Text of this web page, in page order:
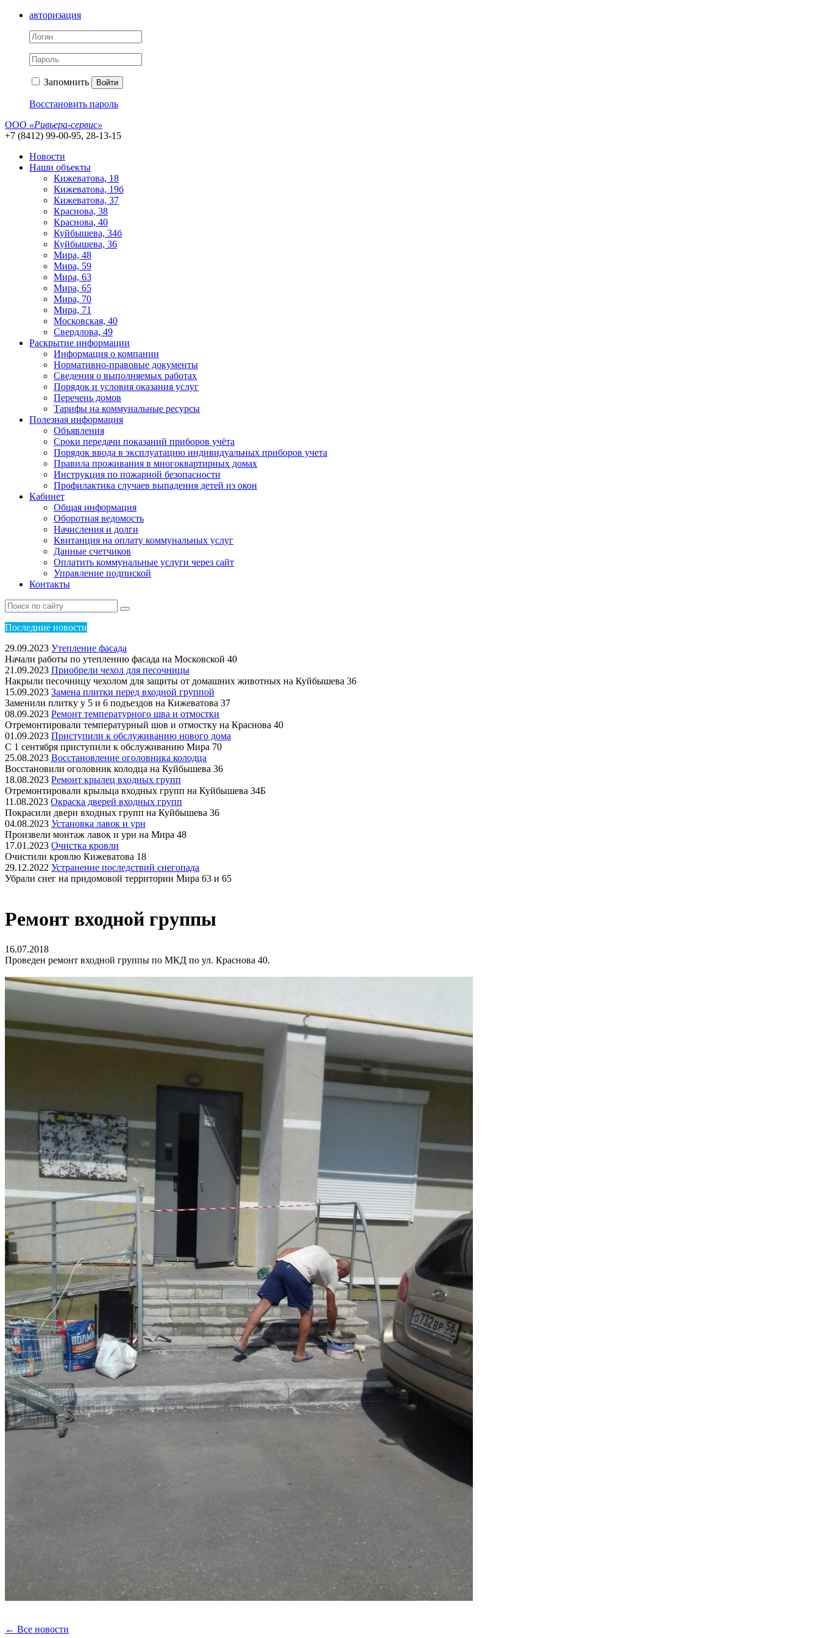
авторизация
Запомнить Войти
Восстановить пароль
ООО «Ривьера-сервис»
+7 (8412) 99-00-95, 28-13-15
Новости
Наши объекты
Кижеватова, 18
Кижеватова, 19б
Кижеватова, 37
Краснова, 38
Краснова, 40
Куйбышева, 34б
Куйбышева, 36
Мира, 48
Мира, 59
Мира, 63
Мира, 65
Мира, 70
Мира, 71
Московская, 40
Свердлова, 49
Раскрытие информации
Информация о компании
Нормативно-правовые документы
Сведения о выполняемых работах
Порядок и условия оказания услуг
Перечень домов
Тарифы на коммунальные ресурсы
Полезная информация
Объявления
Сроки передачи показаний приборов учёта
Порядок ввода в эксплуатацию индивидуальных приборов учета
Правила проживания в многоквартирных домах
Инструкция по пожарной безопасности
Профилактика случаев выпадения детей из окон
Кабинет
Общая информация
Оборотная ведомость
Начисления и долги
Квитанция на оплату коммунальных услуг
Данные счетчиков
Оплатить коммунальные услуги через сайт
Управление подпиской
Контакты
Последние новости
29.09.2023 Утепление фасада
Начали работы по утеплению фасада на Московской 40
21.09.2023 Приобрели чехол для песочницы
Накрыли песочницу чехолом для защиты от домашних животных на Куйбышева 36
15.09.2023 Замена плитки перед входной группой
Заменили плитку у 5 и 6 подъездов на Кижеватова 37
08.09.2023 Ремонт температурного шва и отмостки
Отремонтировали температурный шов и отмостку на Краснова 40
01.09.2023 Приступили к обслуживанию нового дома
С 1 сентября приступили к обслуживанию Мира 70
25.08.2023 Восстановление оголовника колодца
Восстановили оголовник колодца на Куйбышева 36
18.08.2023 Ремонт крылец входных групп
Отремонтировали крыльца входных групп на Куйбышева 34Б
11.08.2023 Окраска дверей входных групп
Покрасили двери входных групп на Куйбышева 36
04.08.2023 Установка лавок и урн
Произвели монтаж лавок и урн на Мира 48
17.01.2023 Очистка кровли
Очистили кровлю Кижеватова 18
29.12.2022 Устранение последствий снегопада
Убрали снег на придомовой территории Мира 63 и 65
Ремонт входной группы
16.07.2018
Проведен ремонт входной группы по МКД по ул. Краснова 40.
← Все новости